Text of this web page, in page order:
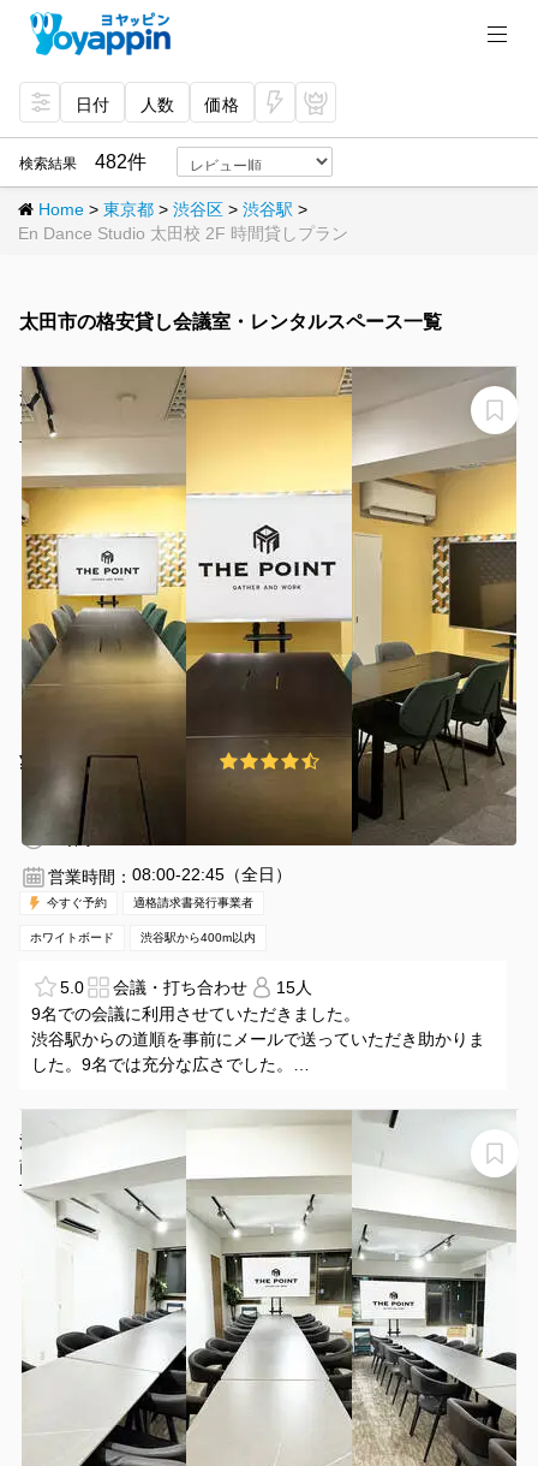
日付 人数 価格
今
すぐ
予約
レミ
アム
検索結果 482件
Home > 東京都 > 渋谷区 > 渋谷駅 >
En Dance Studio 太田校 2F 時間貸しプラン
太田市の格安貸し会議室・レンタルスペース一覧
渋谷駅徒歩30秒｜15名個室｜ミーティング｜推し会｜ゲ
ーム｜パーティー｜当日予約歓迎＜ルームB＞
THE POINT relaxing渋谷2丁目：『ルームB』
¥700 〜 ¥2800
(18件)
渋谷駅 徒歩2分
1〜15名
1時間〜
営業時間： 08:00-22:45（全日）
今すぐ予約 適格請求書発行事業者
ホワイトボード 渋谷駅から400m以内
5.0 会議・打ち合わせ
15人
9名での会議に利用させていただきました。
渋谷駅からの道順を事前にメールで送っていただき助かりま
した。9名では充分な広さでした。
•ビル名（看板）が目立たず特定しにくかった
•5階のトイレが狭い、汚い（女性に不評）
•会議中、他の会議室利用者（？）に入口ドアを開けられた。
次回は利用者が「団体名」の貼紙をして良いか？
渋谷駅徒歩30秒｜24名個室｜ミーティング｜セミナー｜
商談｜ボードゲーム｜推し会｜パーティー｜当日予約歓
迎＜ルームA＞
THE POINT relaxing渋谷2丁目：『ルームA』